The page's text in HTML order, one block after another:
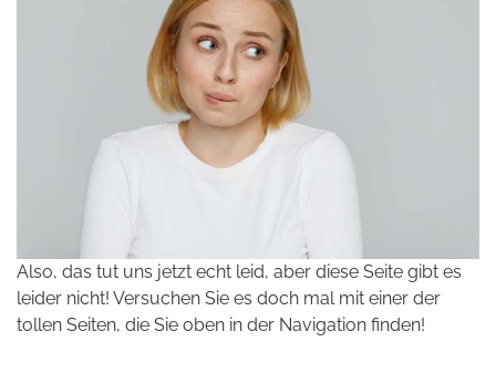
Also, das tut uns jetzt echt leid, aber diese Seite gibt es
leider nicht! Versuchen Sie es doch mal mit einer der
tollen Seiten, die Sie oben in der Navigation finden!